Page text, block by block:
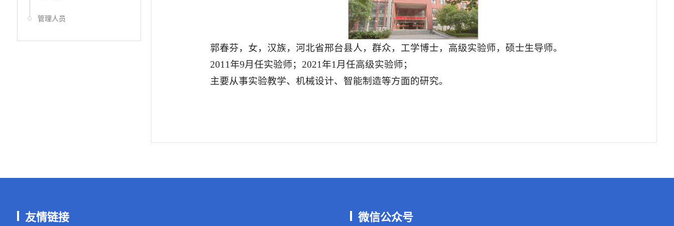
管理人员
郭春芬，女，汉族，河北省邢台县人，群众，工学博士，高级实验师，硕士生导师。
2011年9月任实验师；2021年1月任高级实验师；
主要从事实验教学、机械设计、智能制造等方面的研究。
友情链接 微信公众号